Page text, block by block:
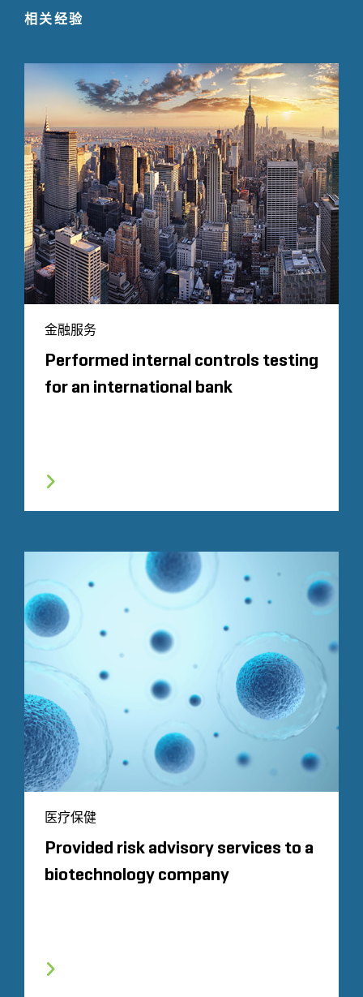
相关经验
金融服务
Performed internal controls testing
for an international bank
医疗保健
Provided risk advisory services to a
biotechnology company